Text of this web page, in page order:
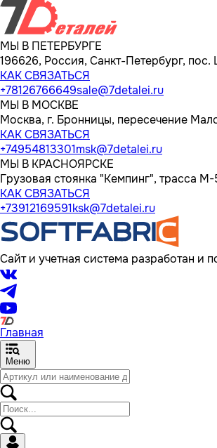
МЫ В ПЕТЕРБУРГЕ
196626, Россия, Санкт-Петербург,
КАК СВЯЗАТЬСЯ
+78126766649sale@7detalei.ru
МЫ В МОСКВЕ
Москва, г. Бронницы, пересечение
КАК СВЯЗАТЬСЯ
+74954813301msk@7detalei.ru
МЫ В КРАСНОЯРСКЕ
Грузовая стоянка "Кемпинг", трасса
КАК СВЯЗАТЬСЯ
+73912169591ksk@7detalei.ru
Сайт и учетная система разработан и
Главная
Меню